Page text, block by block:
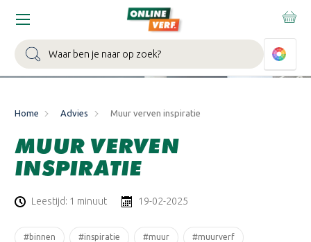
Zoeken
Home Advies Muur verven inspiratie
MUUR VERVEN
INSPIRATIE
Leestijd: 1 minuut 19-02-2025
#binnen #inspiratie #muur #muurverf